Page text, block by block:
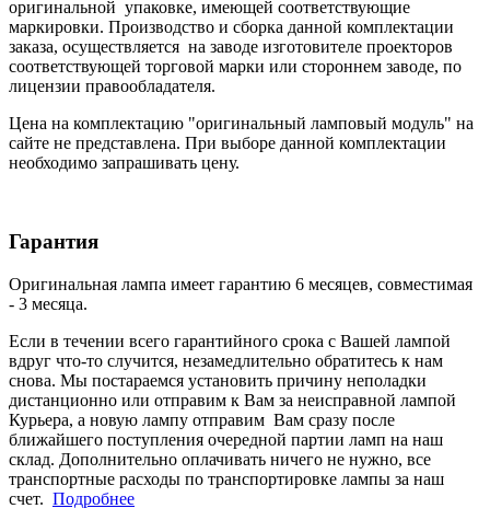
оригинальной упаковке, имеющей соответствующие
маркировки. Производство и сборка данной комплектации
заказа, осуществляется на заводе изготовителе проекторов
соответствующей торговой марки или стороннем заводе, по
лицензии правообладателя.
Цена на комплектацию "оригинальный ламповый модуль" на
сайте не представлена. При выборе данной комплектации
необходимо запрашивать цену.
Гарантия
Оригинальная лампа имеет гарантию 6 месяцев, совместимая
- 3 месяца.
Если в течении всего гарантийного срока с Вашей лампой
вдруг что-то случится, незамедлительно обратитесь к нам
снова. Мы постараемся установить причину неполадки
дистанционно или отправим к Вам за неисправной лампой
Курьера, а новую лампу отправим Вам сразу после
ближайшего поступления очередной партии ламп на наш
склад. Дополнительно оплачивать ничего не нужно, все
транспортные расходы по транспортировке лампы за наш
счет. Подробнее